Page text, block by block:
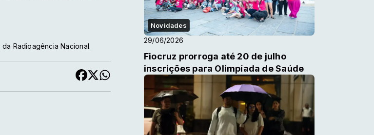
da Radioagência Nacional.
Novidades
29/06/2026
Fiocruz prorroga até 20 de julho
inscrições para Olimpíada de Saúde